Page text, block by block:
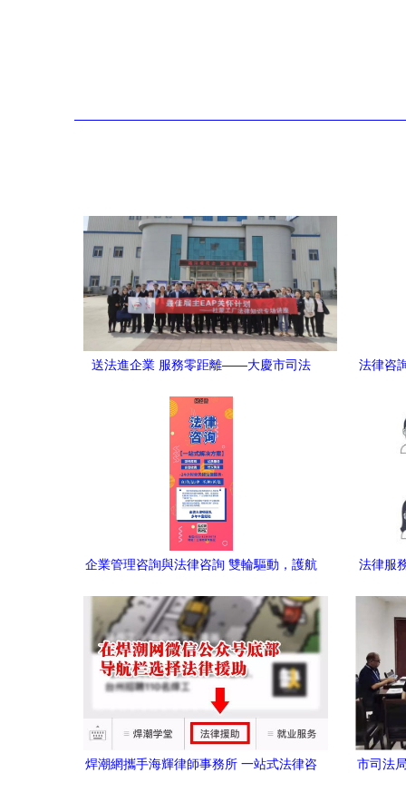
送法進企業 服務零距離——大慶市司法
業
法律咨
企業管理咨詢與法律咨詢 雙輪驅動，護航
法律服
焊潮網攜手海輝律師事務所 一站式法律咨
市司法